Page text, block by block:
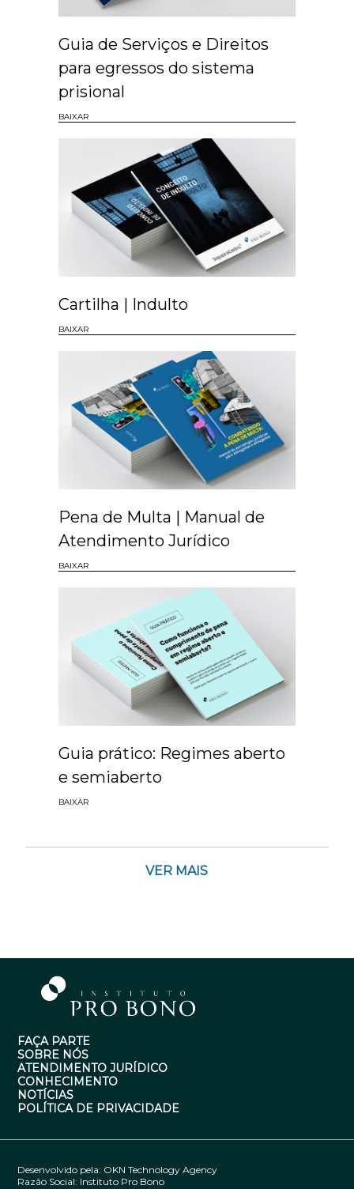
Guia de Serviços e Direitos
para egressos do sistema
prisional
BAIXAR
Cartilha | Indulto
BAIXAR
Pena de Multa | Manual de
Atendimento Jurídico
BAIXAR
Guia prático: Regimes aberto
e semiaberto
BAIXAR
VER MAIS
FAÇA PARTE
SOBRE NÓS
ATENDIMENTO JURÍDICO
CONHECIMENTO
NOTÍCIAS
POLÍTICA DE PRIVACIDADE
Desenvolvido pela: OKN Technology Agency
Razão Social: Instituto Pro Bono